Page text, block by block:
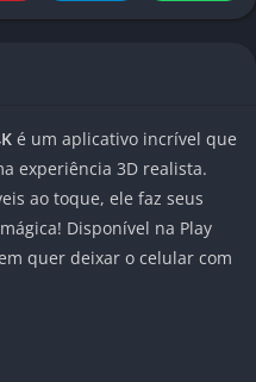
é um aplicativo incrível que
experiência 3D realista.
ao toque, ele faz seus
Disponível na Play
quer deixar o celular com